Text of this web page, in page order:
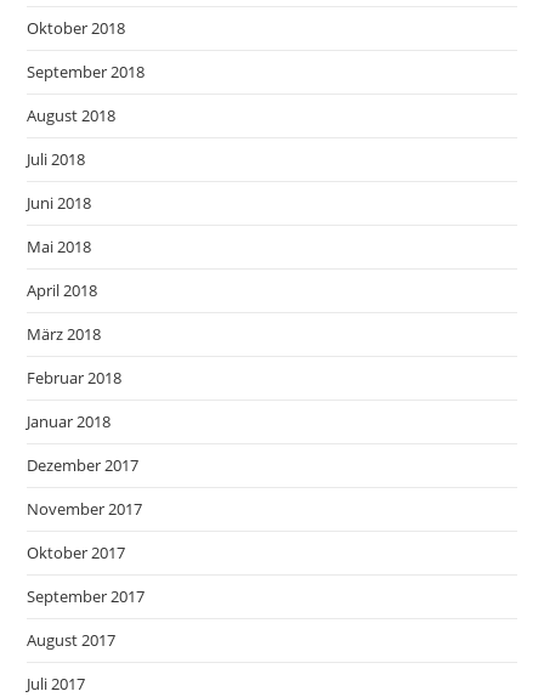
Oktober 2018
September 2018
August 2018
Juli 2018
Juni 2018
Mai 2018
April 2018
März 2018
Februar 2018
Januar 2018
Dezember 2017
November 2017
Oktober 2017
September 2017
August 2017
Juli 2017